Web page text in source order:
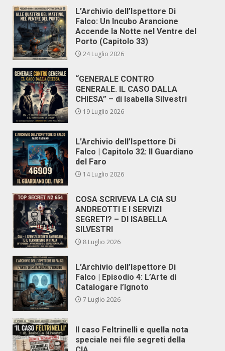
L’Archivio dell’Ispettore Di
Falco: Un Incubo Arancione
Accende la Notte nel Ventre del
Porto (Capitolo 33)
24 Luglio 2026
“GENERALE CONTRO
GENERALE. IL CASO DALLA
CHIESA” – di Isabella Silvestri
19 Luglio 2026
L’Archivio dell’Ispettore Di
Falco | Capitolo 32: Il Guardiano
del Faro
14 Luglio 2026
COSA SCRIVEVA LA CIA SU
ANDREOTTI E I SERVIZI
SEGRETI? – DI ISABELLA
SILVESTRI
8 Luglio 2026
L’Archivio dell’Ispettore Di
Falco | Episodio 4: L’Arte di
Catalogare l’Ignoto
7 Luglio 2026
Il caso Feltrinelli e quella nota
speciale nei file segreti della